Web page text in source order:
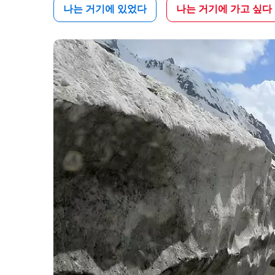
나는 거기에 있었다 나는 거기에 가고 싶다